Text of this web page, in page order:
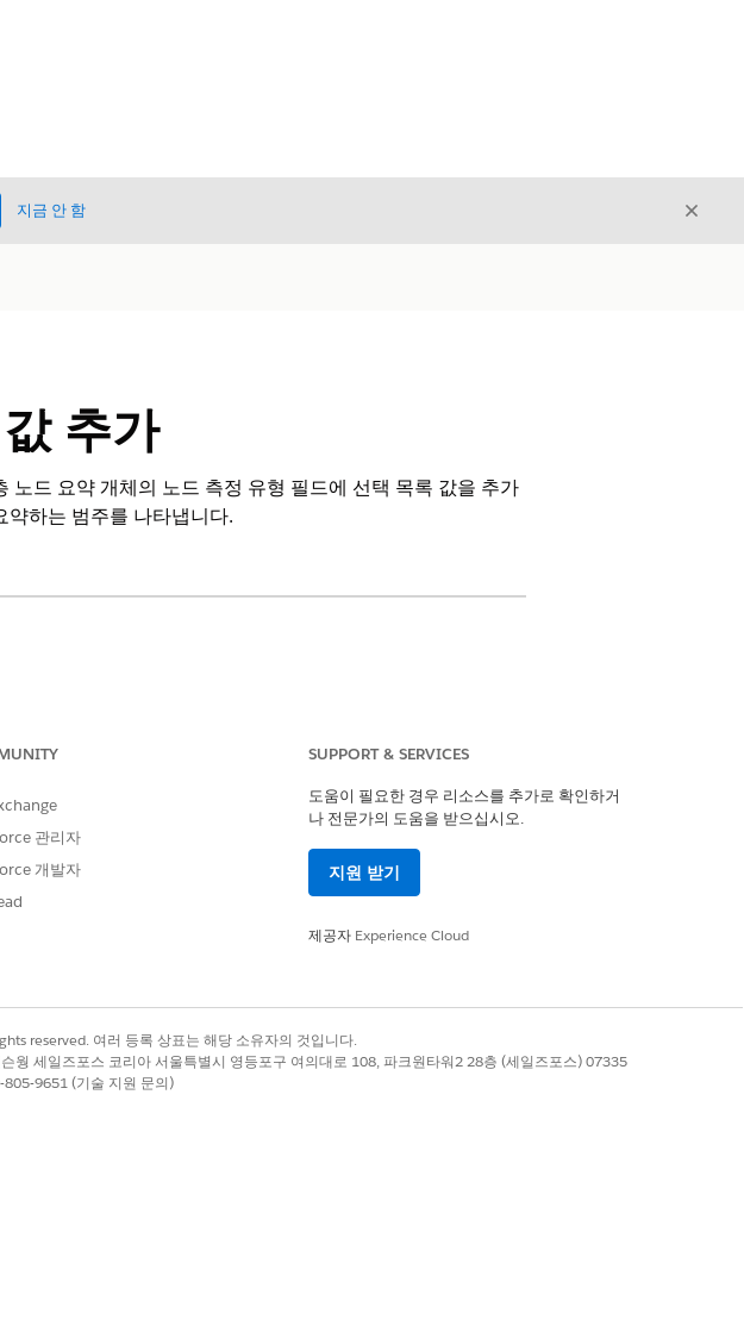
지금 안 함 닫기
추가
드 요약 개체의 노드 측정 유형 필드에 선택 목록 값을 추가
약하는 범주를 나타냅니다.
고
관리자
개발자
SUPPORT & SERVICES
도움이 필요한 경우 리소스를 추가로 확인하거
나 전문가의 도움을 받으십시오.
지원 받기
제공자 Experience Cloud
reserved. 여러 등록 상표는 해당 소유자의 것입니다.
웡 세일즈포스 코리아 서울특별시 영등포구 여의대로 108, 파크원타워2 28층 (세일즈포스) 07335
9651 (기술 지원 문의)